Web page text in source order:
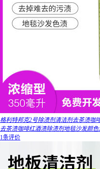
格利特邦克2号除渍剂清洁剂去茶渍咖
去茶渍咖啡红酒渍除渍剂地毯沙发颜色
1条评价